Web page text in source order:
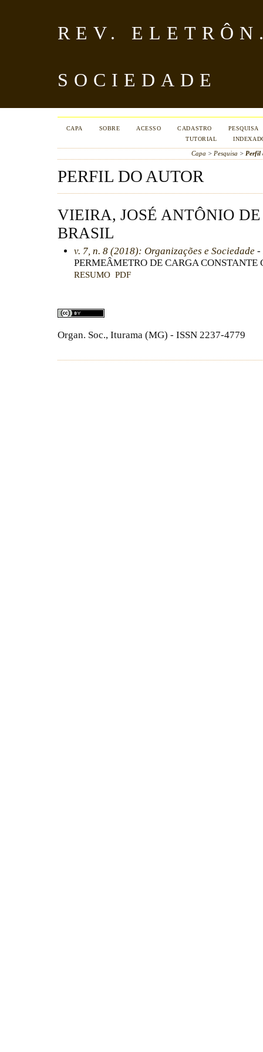
REV.
SOCIEDADE
CAPA SOBRE ACESSO CADASTRO
PESQUISA
TUTORIAL
Capa > Pesquisa > Perfil
PERFIL DO AUTOR
VIEIRA, JOSÉ ANTÔNIO
BRASIL
v. 7, n. 8 (2018): Organizações e Sociedade -
PERMEÂMETRO DE CARGA CONSTANTE
RESUMO PDF
Organ. Soc., Iturama (MG) - ISSN 2237-4779